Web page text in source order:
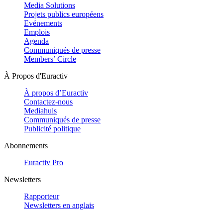
Media Solutions
Projets publics européens
Evénements
Emplois
Agenda
Communiqués de presse
Members’ Circle
À Propos d'Euractiv
À propos d’Euractiv
Contactez-nous
Mediahuis
Communiqués de presse
Publicité politique
Abonnements
Euractiv Pro
Newsletters
Rapporteur
Newsletters en anglais